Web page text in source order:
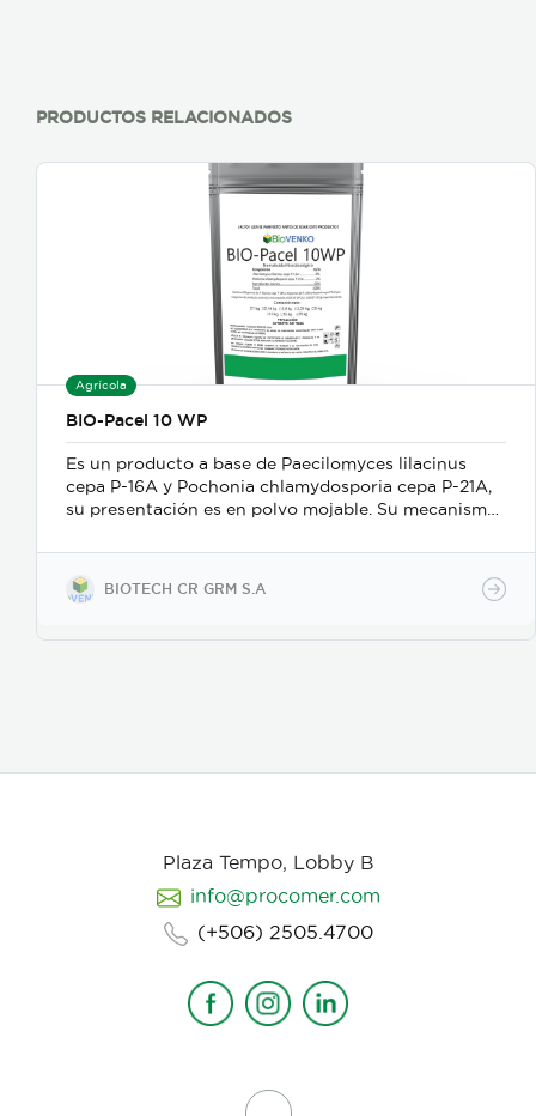
PRODUCTOS RELACIONADOS
Agrícola
BIO-Pacel 10 WP
Es un producto a base de Paecilomyces lilacinus
cepa P-16A y Pochonia chlamydosporia cepa P-21A,
su presentación es en polvo mojable. Su mecanismo
contacto, se adhiere a las masas de huevos, forma
apresorios con hifas que ingresan a través de los
poros de la vitelina, posteriormente prolifera en los
BIOTECH CR GRM S.A
Plaza Tempo, Lobby B
info@procomer.com
(+506) 2505.4700